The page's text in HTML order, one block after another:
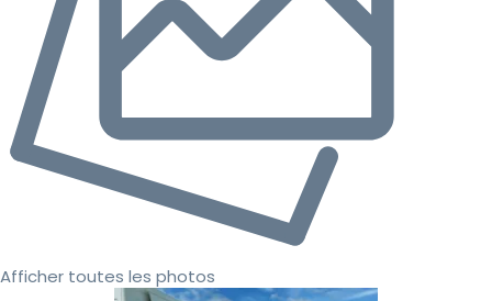
Afficher toutes les photos